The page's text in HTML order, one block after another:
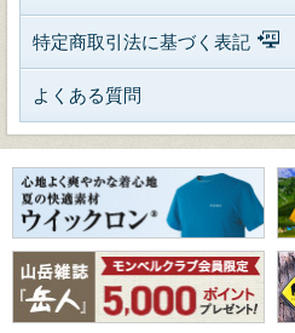
特定商取引法に基づく表記
よくある質問